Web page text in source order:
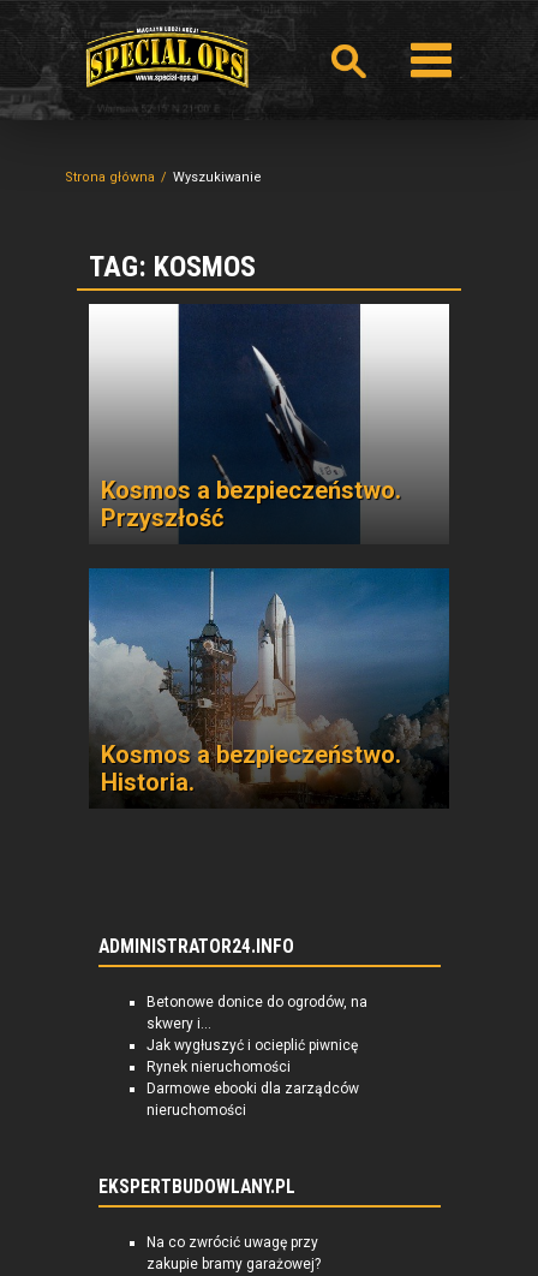
Strona główna Wyszukiwanie
TAG: KOSMOS
Kosmos a bezpieczeństwo.
Przyszłość
Kosmos a bezpieczeństwo.
Historia.
ADMINISTRATOR24.INFO
Betonowe donice do ogrodów, na
skwery i...
Jak wygłuszyć i ocieplić piwnicę
Rynek nieruchomości
Darmowe ebooki dla zarządców
nieruchomości
EKSPERTBUDOWLANY.PL
Na co zwrócić uwagę przy
zakupie bramy garażowej?